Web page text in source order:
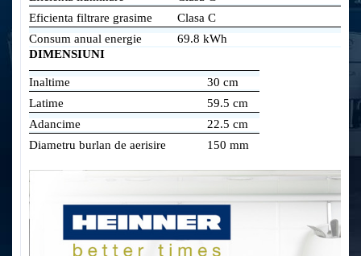
Eficienta filtrare grasime
Clasa C
Consum anual energie
69.8 kWh
DIMENSIUNI
Inaltime
30 cm
Latime
59.5 cm
Adancime
22.5 cm
Diametru burlan de aerisire
150 mm